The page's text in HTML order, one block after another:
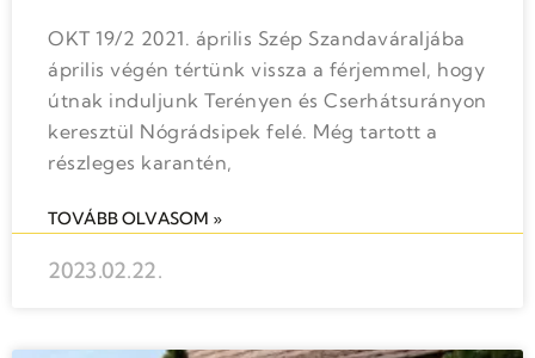
OKT 19/2 2021. április Szép Szandaváraljába
április végén tértünk vissza a férjemmel, hogy
útnak induljunk Terényen és Cserhátsurányon
keresztül Nógrádsipek felé. Még tartott a
részleges karantén,
TOVÁBB OLVASOM »
2023.02.22.